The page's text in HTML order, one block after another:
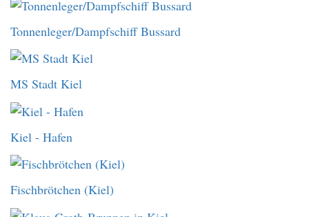
Tonnenleger/Dampfschiff Bussard
MS Stadt Kiel
Kiel - Hafen
Fischbrötchen (Kiel)